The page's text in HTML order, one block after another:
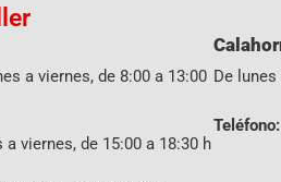
a viernes, de 8:00 a 13:00
a viernes, de 15:00 a 18:30 h
De lunes
Teléfono: